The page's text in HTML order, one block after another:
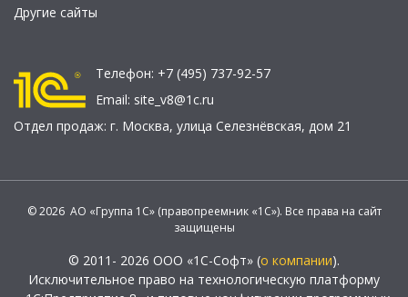
Другие сайты
Телефон: +7 (495) 737-92-57
Email: site_v8@1c.ru
Отдел продаж: г. Москва, улица Селезнёвская, дом 21
© 2026 АО «Группа 1С» (правопреемник «1С»). Все права на сайт
защищены
© 2011- 2026 ООО «1С-Софт» (о компании).
Исключительное право на технологическую платформу